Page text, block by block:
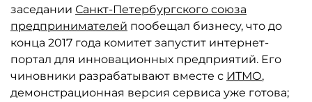
заседании Санкт-Петербургского союза
предпринимателей пообещал бизнесу, что до
конца 2017 года комитет запустит интернет-
портал для инновационных предприятий. Его
чиновники разрабатывают вместе с ИТМО,
демонстрационная версия сервиса уже готова;